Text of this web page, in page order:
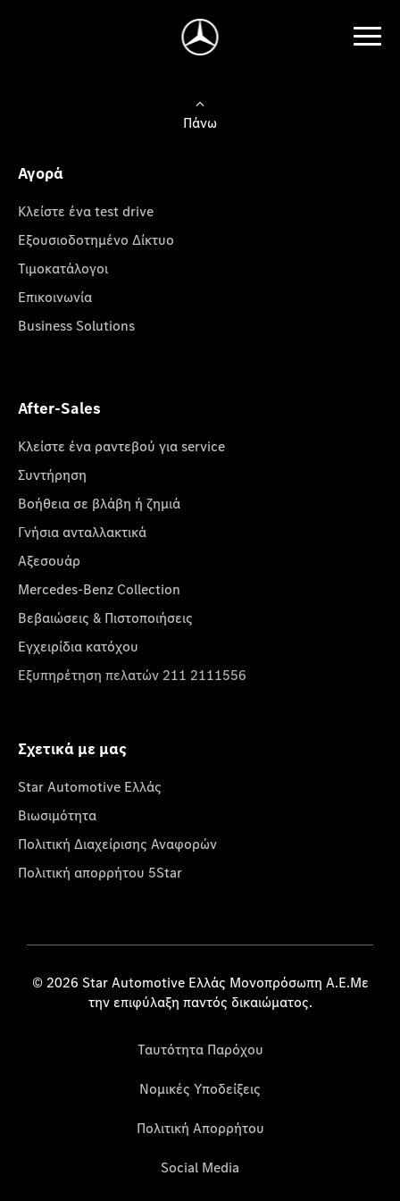
Πάνω
Αγορά
Κλείστε ένα test drive
Εξουσιοδοτημένο Δίκτυο
Τιμοκατάλογοι
Επικοινωνία
Business Solutions
After-Sales
Κλείστε ένα ραντεβού για service
Συντήρηση
Βοήθεια σε βλάβη ή ζημιά
Γνήσια ανταλλακτικά
Αξεσουάρ
Mercedes-Benz Collection
Βεβαιώσεις & Πιστοποιήσεις
Εγχειρίδια κατόχου
Εξυπηρέτηση πελατών 211 2111556
Σχετικά με μας
Star Automotive Ελλάς
Βιωσιμότητα
Πολιτική Διαχείρισης Αναφορών
Πολιτική απορρήτου 5Star
© 2026 Star Automotive Ελλάς Μονοπρόσωπη Α.Ε.Με
την επιφύλαξη παντός δικαιώματος.
Ταυτότητα Παρόχου
Νομικές Υποδείξεις
Πολιτική Απορρήτου
Social Media